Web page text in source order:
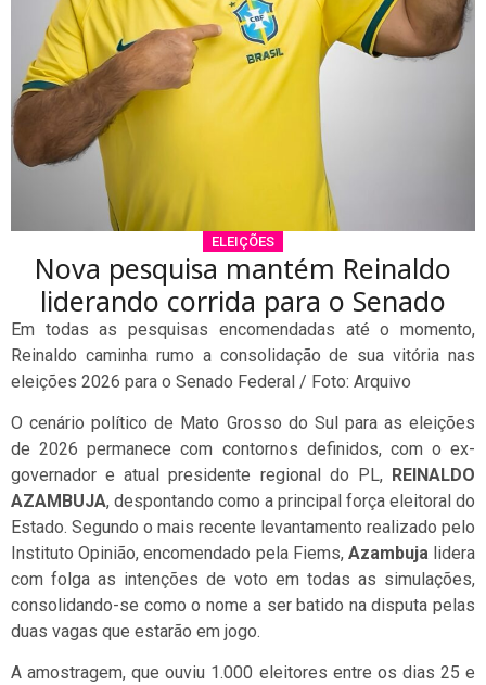
ELEIÇÕES
Nova pesquisa mantém Reinaldo
liderando corrida para o Senado
Em todas as pesquisas encomendadas até o momento,
Reinaldo caminha rumo a consolidação de sua vitória nas
eleições 2026 para o Senado Federal / Foto: Arquivo
O cenário político de Mato Grosso do Sul para as eleições
de 2026 permanece com contornos definidos, com o ex-
governador e atual presidente regional do PL, REINALDO
AZAMBUJA, despontando como a principal força eleitoral do
Estado. Segundo o mais recente levantamento realizado pelo
Instituto Opinião, encomendado pela Fiems, Azambujalidera
com folga as intenções de voto em todas as simulações,
consolidando-se como o nome a ser batido na disputa pelas
duas vagas que estarão em jogo.
A amostragem, que ouviu 1.000 eleitores entre os dias 25 e